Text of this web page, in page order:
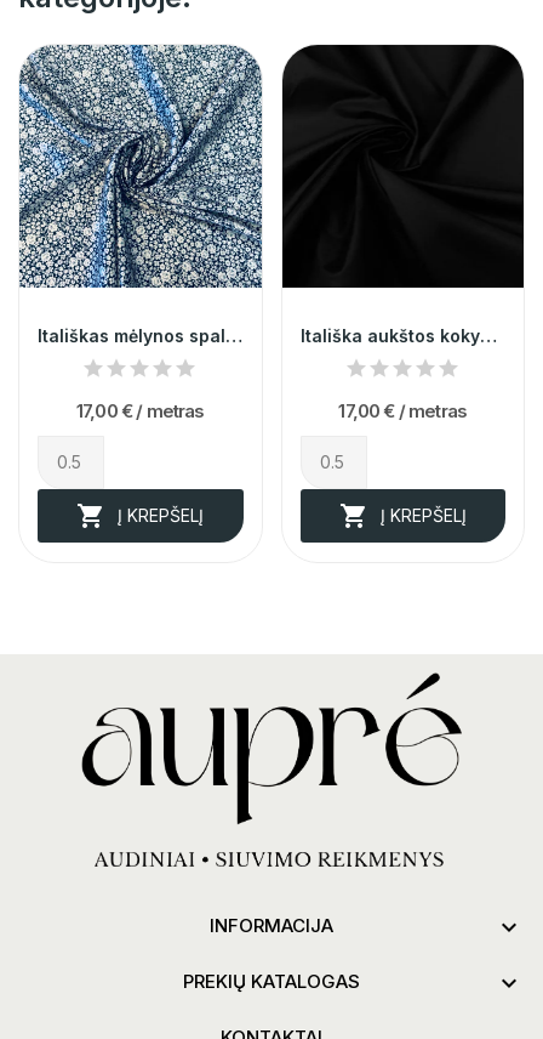
Itališkas mėlynos spalvos gėlėtas poliesteris...
17,00 € / metras
 Į KREPŠELĮ
Itališka aukštos kokybes juoda medvilnė 014044
17,00 € / metras
 Į KREPŠELĮ
INFORMACIJA 
PREKIŲ KATALOGAS 